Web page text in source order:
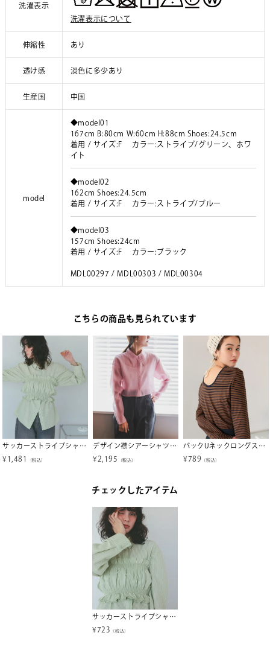
洗濯表示
洗濯表示について
伸縮性 あり
透け感 淡色に多少あり
生産国 中国
model
◆model01
167cm B:80cm W:60cm H:88cm Shoes:24.5cm
着用 / サイズ:F カラー:ストライプ/グリーン、ホワ
イト
◆model02
162cm Shoes:24.5cm
着用 / サイズ:F カラー:ストライプ/ブルー
◆model03
157cm Shoes:24cm
着用 / サイズ:F カラー:ブラック
MDL00297 / MDL00303 / MDL00304
こちらの商品も見られています
サッカーストライプシャツ【メール便可／100】
¥ 1,481 （税込）
デザイン襟シアーシャツ【メール便可／100】
¥ 2,195 （税込）
バックUネックロングスリーブカットソー【メール便可／80】
¥789 （税込）
チェックしたアイテム
サッカーストライプシャーリングビスチェ【メール便可／70】
¥723 （税込）